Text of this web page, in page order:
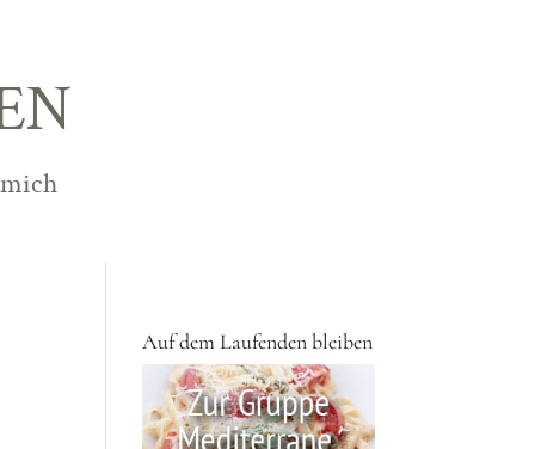
Auf dem Laufenden bleiben